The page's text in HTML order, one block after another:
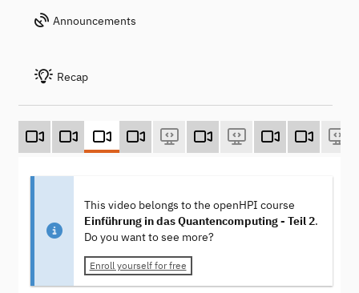
Announcements
Recap
This video belongs to the openHPI course
Einführung in das Quantencomputing - Teil 2.
Do you want to see more?
Enroll yourself for free